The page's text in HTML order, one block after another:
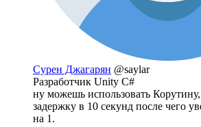
Сурен Джагарян @saylar
Разработчик Unity C#
ну можешь использовать
задержку в 10 секунд после чего
на 1.